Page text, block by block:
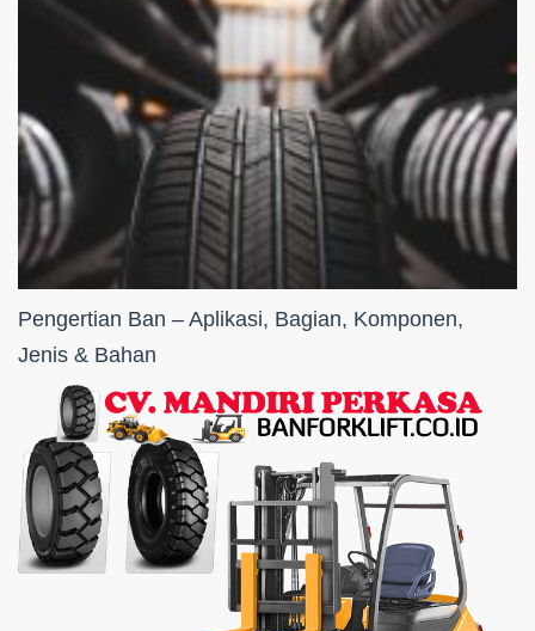
Pengertian Ban – Aplikasi, Bagian, Komponen,
Jenis & Bahan